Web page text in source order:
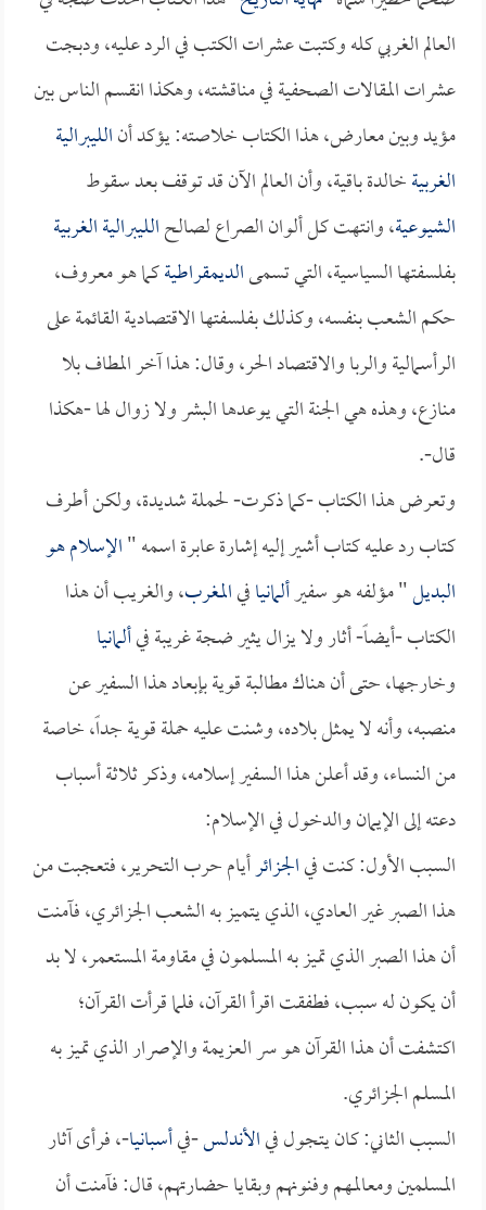
العالم الغربي كله وكتبت عشرات الكتب في الرد عليه، ودبجت
عشرات المقالات الصحفية في مناقشته، وهكذا انقسم الناس بين
مؤيد وبين معارض، هذا الكتاب خلاصته: يؤكد أنالليبرالية
الغربيةخالدة باقية، وأن العالم الآن قد توقف بعد سقوط
الشيوعية، وانتهت كل ألوان الصراع لصالحالليبرالية الغربية
بفلسفتها السياسية، التي تسمىالديمقراطيةكما هو معروف،
حكم الشعب بنفسه، وكذلك بفلسفتها الاقتصادية القائمة على
الرأسمالية والربا والاقتصاد الحر، وقال: هذا آخر المطاف بلا
منازع، وهذه هي الجنة التي يوعدها البشر ولا زوال لها -هكذا
قال-.
وتعرض هذا الكتاب -كما ذكرت- لحملة شديدة، ولكن أطرف
كتاب رد عليه كتاب أشير إليه إشارة عابرة اسمه "الإسلام هو
البديل" مؤلفه هو سفيرألمانيافيالمغرب، والغريب أن هذا
الكتاب -أيضاً- أثار ولا يزال يثير ضجة غريبة فيألمانيا
وخارجها، حتى أن هناك مطالبة قوية بإبعاد هذا السفير عن
منصبه، وأنه لا يمثل بلاده، وشنت عليه حملة قوية جداً، خاصة
من النساء، وقد أعلن هذا السفير إسلامه، وذكر ثلاثة أسباب
دعته إلى الإيمان والدخول في الإسلام:
السبب الأول: كنت فيالجزائرأيام حرب التحرير، فتعجبت من
هذا الصبر غير العادي، الذي يتميز به الشعب الجزائري، فآمنت
أن هذا الصبر الذي تميز به المسلمون في مقاومة المستعمر، لا بد
أن يكون له سبب، فطفقت اقرأ القرآن، فلما قرأت القرآن؛
اكتشفت أن هذا القرآن هو سر العزيمة والإصرار الذي تميز به
المسلم الجزائري.
السبب الثاني: كان يتجول فيالأندلس-فيأسبانيا-، فرأى آثار
المسلمين ومعالمهم وفنونهم وبقايا حضارتهم، قال: فآمنت أن